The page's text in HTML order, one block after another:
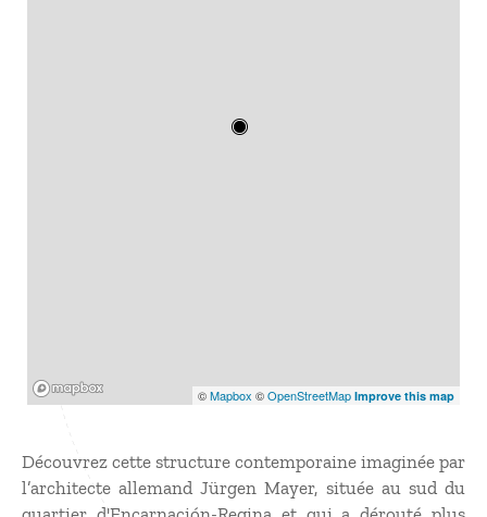
©Mapbox ©OpenStreetMap Improve this map
Découvrez cette structure contemporaine imaginée par
l’architecte allemand Jürgen Mayer, située au sud du